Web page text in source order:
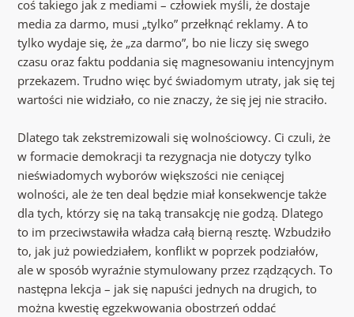
coś takiego jak z mediami – człowiek myśli, że dostaje
media za darmo, musi „tylko” przełknąć reklamy. A to
tylko wydaje się, że „za darmo”, bo nie liczy się swego
czasu oraz faktu poddania się magnesowaniu intencyjnym
przekazem. Trudno więc być świadomym utraty, jak się tej
wartości nie widziało, co nie znaczy, że się jej nie straciło.
Dlatego tak zekstremizowali się wolnościowcy. Ci czuli, że
w formacie demokracji ta rezygnacja nie dotyczy tylko
nieświadomych wyborów większości nie ceniącej
wolności, ale że ten deal będzie miał konsekwencje także
dla tych, którzy się na taką transakcję nie godzą. Dlatego
to im przeciwstawiła władza całą bierną resztę. Wzbudziło
to, jak już powiedziałem, konflikt w poprzek podziałów,
ale w sposób wyraźnie stymulowany przez rządzących. To
następna lekcja – jak się napuści jednych na drugich, to
można kwestię egzekwowania obostrzeń oddać